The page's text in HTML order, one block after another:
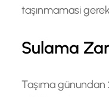
taşınmamasi
Sulama
Taşıma